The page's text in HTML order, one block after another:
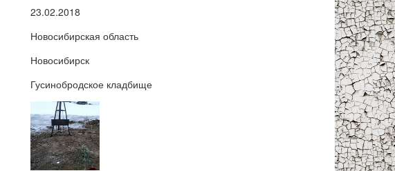
23.02.2018
Новосибирская область
Новосибирск
Гусинобродское кладбище